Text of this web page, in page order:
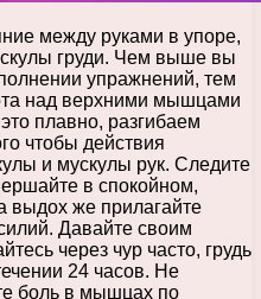
между руками в упоре,
груди. Чем выше вы
упражнений, тем
над верхними мышцами
плавно, разгибаем
чтобы действия
и мускулы рук. Следите
в спокойном,
выдох же прилагайте
Давайте своим
через чур часто, грудь
24 часов. Не
боль в мышцах по